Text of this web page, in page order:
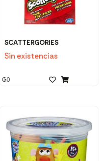
SCATTERGORIES
Sin existencias
₲0